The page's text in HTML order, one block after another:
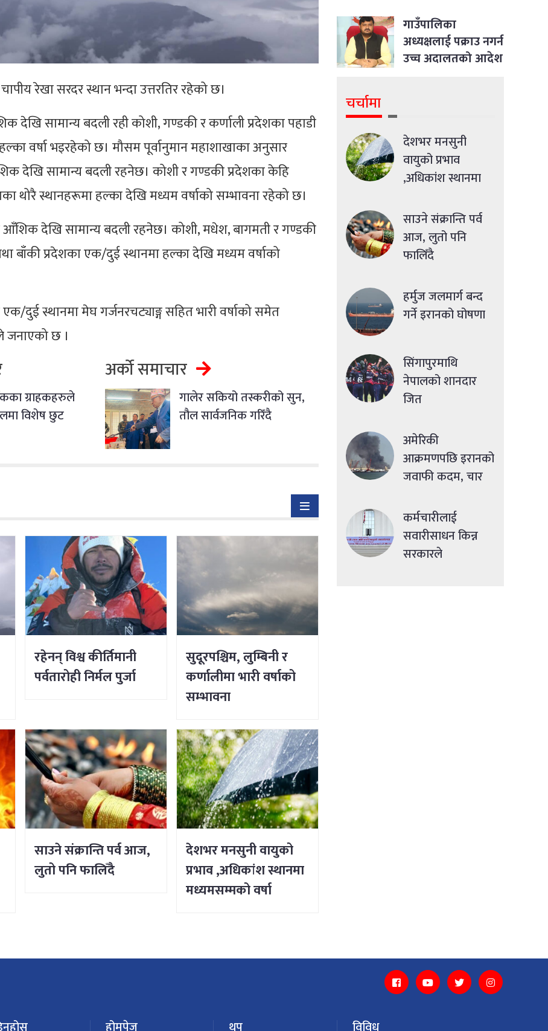
रेखा सरदर स्थान भन्दा उत्तरतिर रहेको छ।
देखि सामान्य बदली रही कोशी, गण्डकी र कर्णाली प्रदेशका पहाडी
वर्षा भइरहेको छ। मौसम पूर्वानुमान महाशाखाका अनुसार
देखि सामान्य बदली रहनेछ। कोशी र गण्डकी प्रदेशका केहि
थोरै स्थानहरूमा हल्का देखि मध्यम वर्षाको सम्भावना रहेको छ।
आँशिक देखि सामान्य बदली रहनेछ। कोशी, मधेश, बागमती र गण्डकी
बाँकी प्रदेशका एक/दुई स्थानमा हल्का देखि मध्यम वर्षाको
दुई स्थानमा मेघ गर्जनरचट्याङ्ग सहित भारी वर्षाको समेत
जनाएको छ ।
ग्राहकहरुले
विशेष छुट
अर्को समाचार
गालेर सकियो तस्करीको सुन,
तौल सार्वजनिक गरिँदै
रहेनन् विश्व कीर्तिमानी
पर्वतारोही निर्मल पुर्जा
सुदूरपश्चिम, लुम्बिनी र
कर्णालीमा भारी वर्षाको
सम्भावना
साउने संक्रान्ति पर्व आज,
लुतो पनि फालिँदै
देशभर मनसुनी वायुको
प्रभाव ,अधिकांश स्थानमा
मध्यमसम्मको वर्षा
गाउँपालिका
अध्यक्षलाई पक्राउ नगर्न
उच्च अदालतको आदेश
चर्चामा
देशभर मनसुनी
वायुको प्रभाव
,अधिकांश स्थानमा
साउने संक्रान्ति पर्व
आज, लुतो पनि
फालिँदै
हर्मुज जलमार्ग बन्द
गर्ने इरानको घोषणा
सिंगापुरमाथि
नेपालको शानदार
जित
अमेरिकी
आक्रमणपछि इरानको
जवाफी कदम, चार
कर्मचारीलाई
सवारीसाधन किन्न
सरकारले